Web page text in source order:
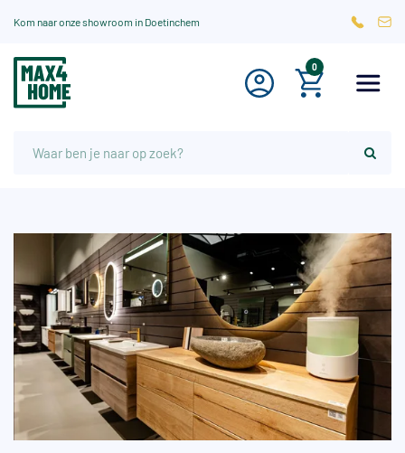
Kom naar onze showroom in Doetinchem
0